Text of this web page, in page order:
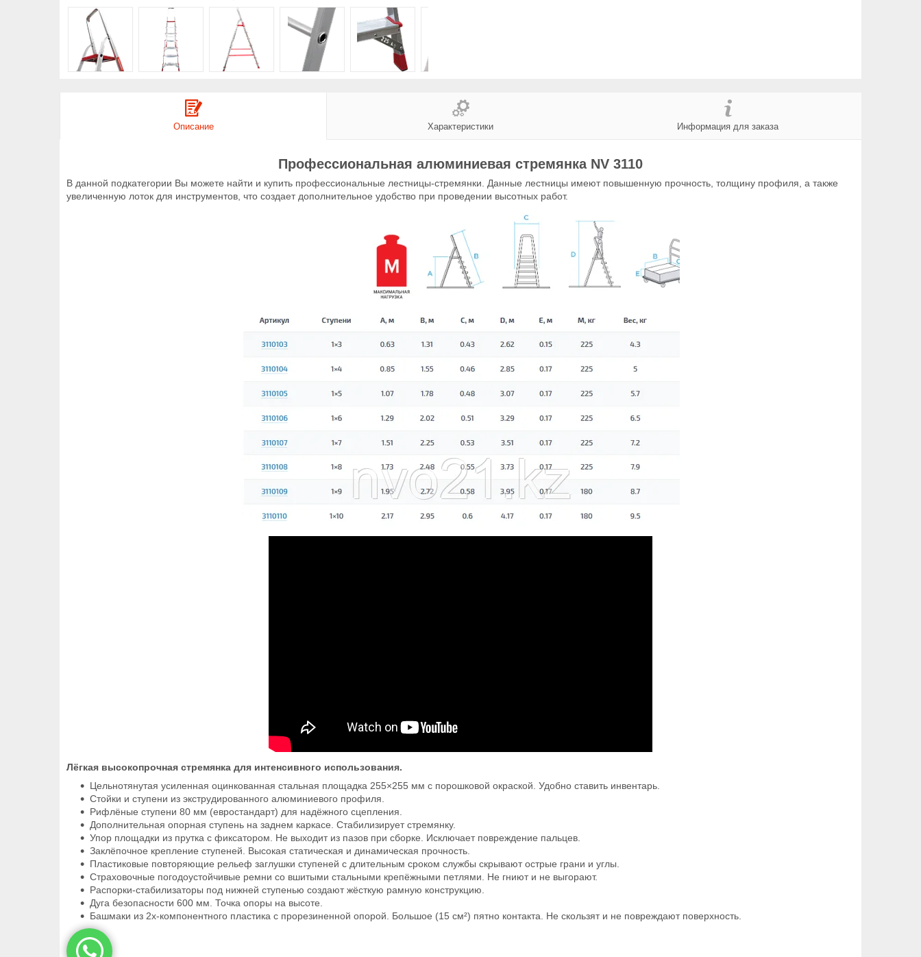
Описание Характеристики Информация для заказа
Профессиональная алюминиевая стремянка NV 3110
В данной подкатегории Вы можете найти и купить профессиональные лестницы-стремянки. Данные лестницы имеют повышенную прочность, толщину профиля, а также
увеличенную лоток для инструментов, что создает дополнительное удобство при проведении высотных работ.
Лёгкая высокопрочная стремянка для интенсивного использования.
Цельнотянутая усиленная оцинкованная стальная площадка 255×255 мм с порошковой окраской. Удобно ставить инвентарь.
Стойки и ступени из экструдированного алюминиевого профиля.
Рифлёные ступени 80 мм (евростандарт) для надёжного сцепления.
Дополнительная опорная ступень на заднем каркасе. Стабилизирует стремянку.
Упор площадки из прутка с фиксатором. Не выходит из пазов при сборке. Исключает повреждение пальцев.
Заклёпочное крепление ступеней. Высокая статическая и динамическая прочность.
Пластиковые повторяющие рельеф заглушки ступеней с длительным сроком службы скрывают острые грани и углы.
Страховочные погодоустойчивые ремни со вшитыми стальными крепёжными петлями. Не гниют и не выгорают.
Распорки-стабилизаторы под нижней ступенью создают жёсткую рамную конструкцию.
Дуга безопасности 600 мм. Точка опоры на высоте.
Башмаки из 2х-компонентного пластика с прорезиненной опорой. Большое (15 см²) пятно контакта. Не скользят и не повреждают поверхность.